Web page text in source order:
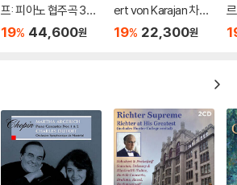
프: 피아노 협주곡 3번
[반 클라이번 콩쿠르 실
19% 44,600원
ert von Karajan 차이
코프스키: 피아노 협주
o No.1)
19% 22,300원